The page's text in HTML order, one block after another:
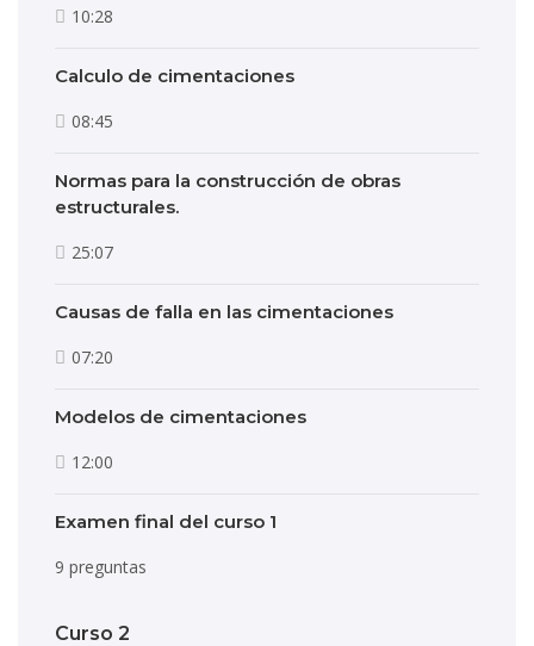
10:28
Calculo de cimentaciones
08:45
Normas para la construcción de obras
estructurales.
25:07
Causas de falla en las cimentaciones
07:20
Modelos de cimentaciones
12:00
Examen final del curso 1
9 preguntas
Curso 2